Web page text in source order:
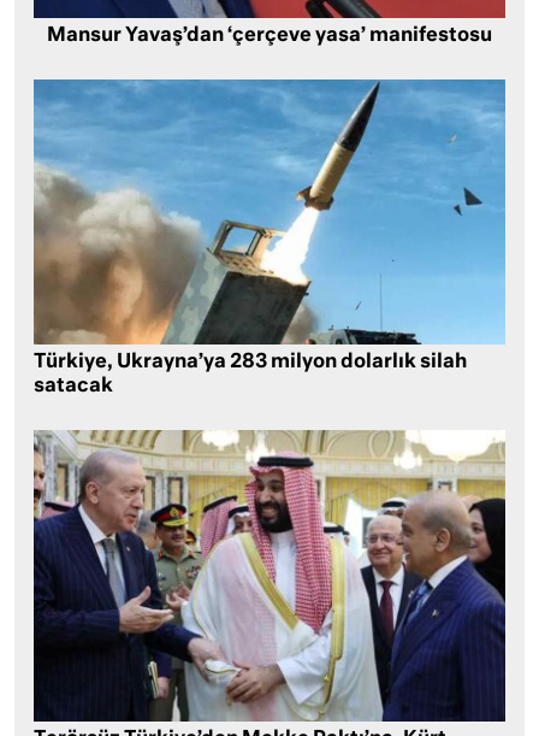
Mansur Yavaş’dan ‘çerçeve yasa’ manifestosu
Türkiye, Ukrayna’ya 283 milyon dolarlık silah
satacak